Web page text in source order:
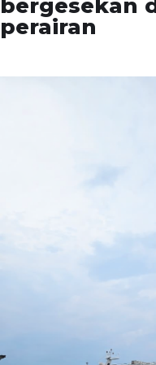
bergesekan
perairan